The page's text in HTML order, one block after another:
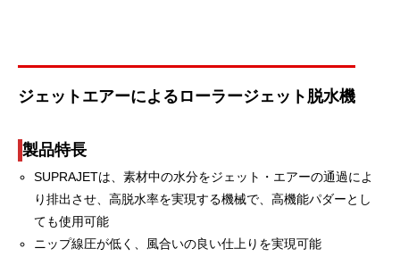
ジェットエアーによるローラージェット脱水機
製品特長
SUPRAJETは、素材中の水分をジェット・エアーの通過によ
り排出させ、高脱水率を実現する機械で、高機能パダーとし
ても使用可能
ニップ線圧が低く、風合いの良い仕上りを実現可能